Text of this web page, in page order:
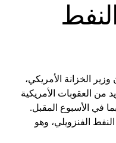
الخزانة الأمريكي،
العقوبات الأمريكية
في الأسبوع المقبل.
الفنزويلي، وهو